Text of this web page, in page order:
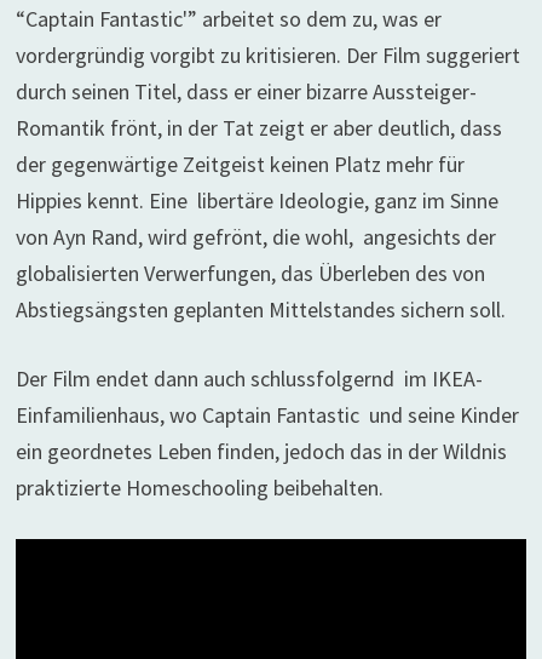
“Captain Fantastic'” arbeitet so dem zu, was er
vordergründig vorgibt zu kritisieren. Der Film suggeriert
durch seinen Titel, dass er einer bizarre Aussteiger-
Romantik frönt, in der Tat zeigt er aber deutlich, dass
der gegenwärtige Zeitgeist keinen Platz mehr für
Hippies kennt. Eine libertäre Ideologie, ganz im Sinne
von Ayn Rand, wird gefrönt, die wohl, angesichts der
globalisierten Verwerfungen, das Überleben des von
Abstiegsängsten geplanten Mittelstandes sichern soll.
Der Film endet dann auch schlussfolgernd im IKEA-
Einfamilienhaus, wo Captain Fantastic und seine Kinder
ein geordnetes Leben finden, jedoch das in der Wildnis
praktizierte Homeschooling beibehalten.